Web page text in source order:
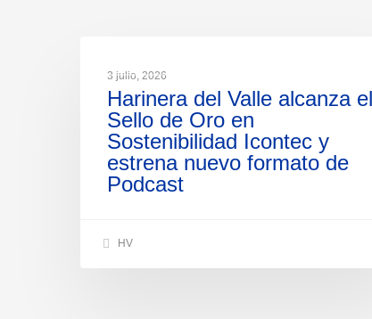
3 julio, 2026
Harinera del Valle alcanza el
Sello de Oro en
Sostenibilidad Icontec y
estrena nuevo formato de
Podcast
HV